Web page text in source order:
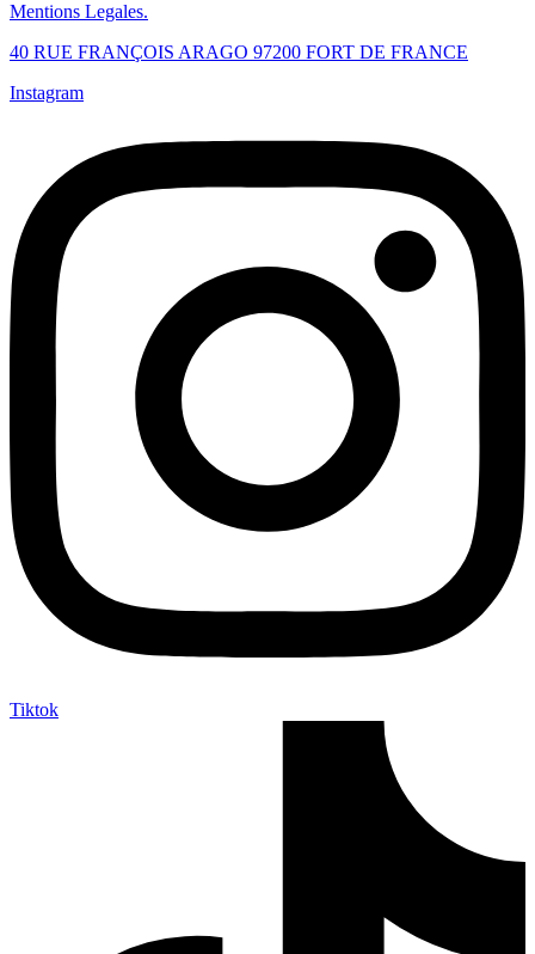
Mentions Legales.
40 RUE FRANÇOIS ARAGO 97200 FORT DE FRANCE
Instagram
Tiktok